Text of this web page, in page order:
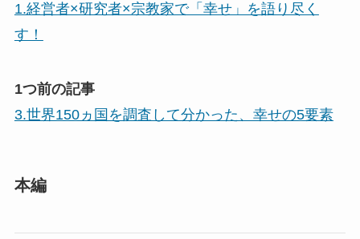
1.経営者×研究者×宗教家で「幸せ」を語り尽く
す！
1つ前の記事
3.世界150ヵ国を調査して分かった、幸せの5要素
本編